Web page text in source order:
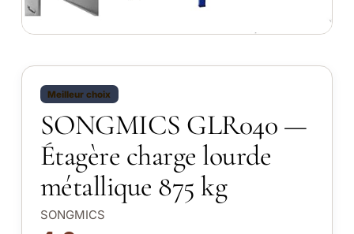
Meilleur choix
SONGMICS GLR040 —
Étagère charge lourde
métallique 875 kg
SONGMICS